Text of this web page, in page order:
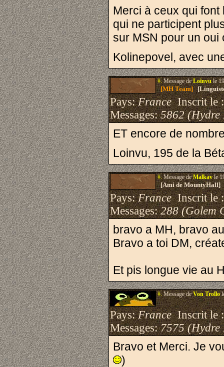
Merci à ceux qui
qui ne participent
sur MSN pour un oui
Kolinepovel, avec
#.Message deLoinvule
[MH Team]
Pays:FranceInscrit le
Messages:5862 (Hydre
ET encore de
Loinvu, 195 de la
#.Message deMalkavle
[Ami de MountyHall]
Pays:FranceInscrit le
Messages:288 (Golem
bravo a MH, bravo
Bravo a toi DM,
Et pis longue vie au
#.Message deVon Trollo
Pays:FranceInscrit le
Messages:7575 (Hydre
Bravo et Merci. Je
)